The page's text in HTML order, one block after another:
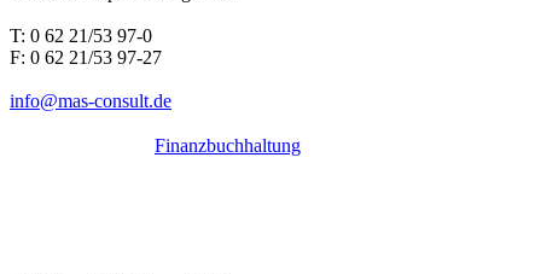
Finanzbuchhaltung
T: 0 62 21/53 97-0
F: 0 62 21/53 97-27
info@mas-consult.de